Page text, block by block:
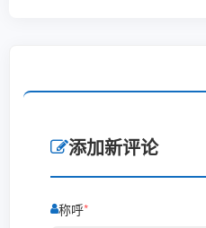
添加新评论
称呼